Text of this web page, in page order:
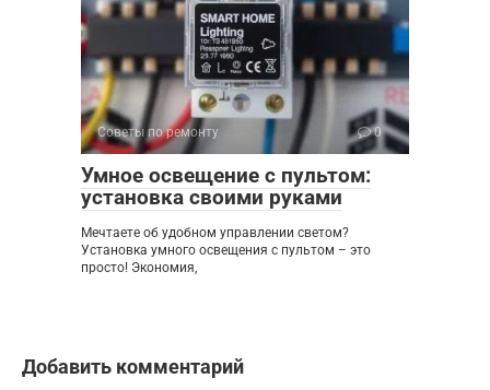
Советы по ремонту 0
Умное освещение с пультом:
установка своими руками
Мечтаете об удобном управлении светом?
Установка умного освещения с пультом – это
просто! Экономия,
Добавить комментарий